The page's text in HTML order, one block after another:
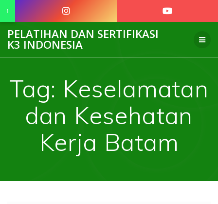
to
PELATIHAN DAN SERTIFIKASI
K3 INDONESIA
Tag: Keselamatan
dan Kesehatan
Kerja Batam
↑